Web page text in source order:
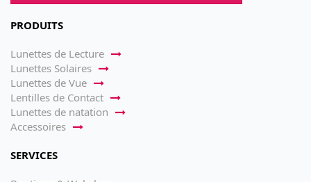
PRODUITS
Lunettes de Lecture
Lunettes Solaires
Lunettes de Vue
Lentilles de Contact
Lunettes de natation
Accessoires
SERVICES